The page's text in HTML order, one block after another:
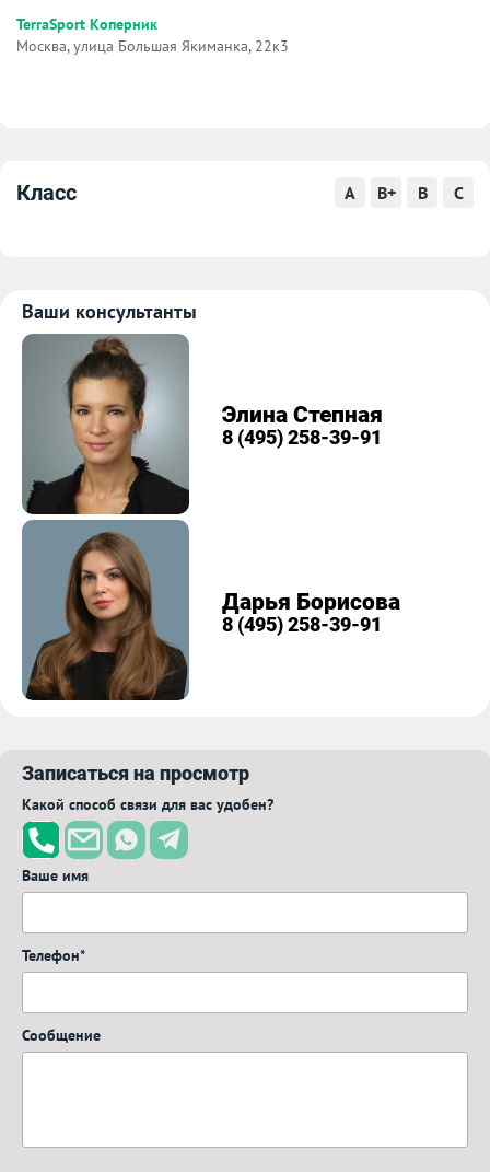
TerraSport Коперник
Москва, улица Большая Якиманка, 22к3
Класс A B+ B C
Ваши консультанты
Элина Степная
8 (495) 258-39-91
Дарья Борисова
8 (495) 258-39-91
Записаться на просмотр
Какой способ связи для вас удобен?
Ваше имя
Телефон*
Сообщение